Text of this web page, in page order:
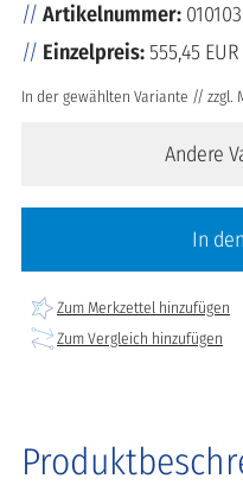
Artikelnummer:
Einzelpreis:555,45 EUR
In der gewählten Variante // zzgl.
Andere
In
Zum Merkzettel hinzufügen
Zum Vergleich hinzufügen